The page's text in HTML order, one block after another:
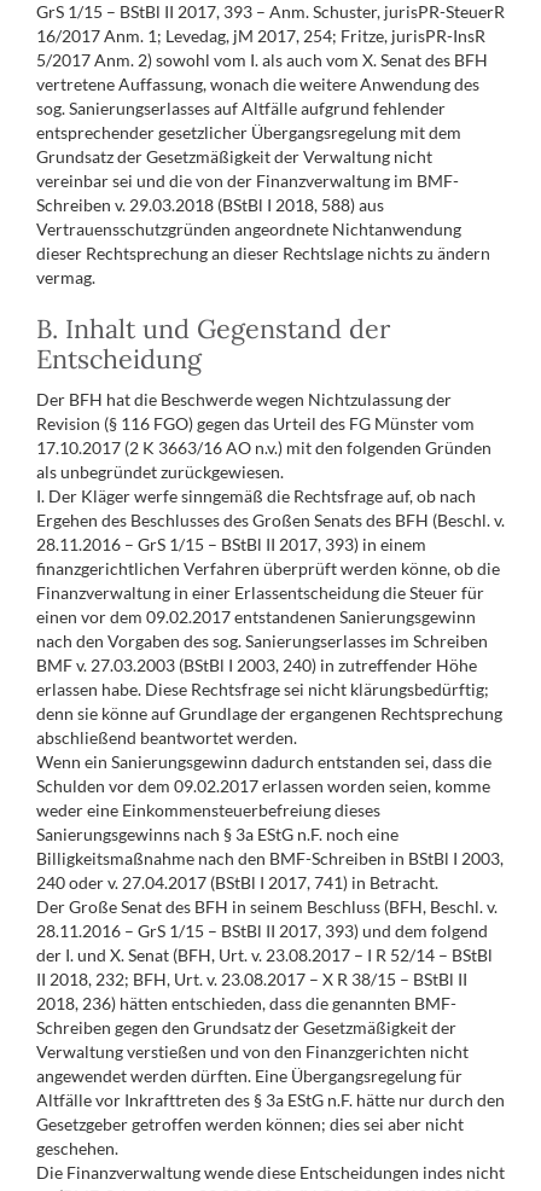
GrS 1/15 – BStBl II 2017, 393 – Anm. Schuster, jurisPR-SteuerR
16/2017 Anm. 1; Levedag, jM 2017, 254; Fritze, jurisPR-InsR
5/2017 Anm. 2) sowohl vom I. als auch vom X. Senat des BFH
vertretene Auffassung, wonach die weitere Anwendung des
sog. Sanierungserlasses auf Altfälle aufgrund fehlender
entsprechender gesetzlicher Übergangsregelung mit dem
Grundsatz der Gesetzmäßigkeit der Verwaltung nicht
vereinbar sei und die von der Finanzverwaltung im BMF-
Schreiben v. 29.03.2018 (BStBl I 2018, 588) aus
Vertrauensschutzgründen angeordnete Nichtanwendung
dieser Rechtsprechung an dieser Rechtslage nichts zu ändern
vermag.
B. Inhalt und Gegenstand der
Entscheidung
Der BFH hat die Beschwerde wegen Nichtzulassung der
Revision (§ 116 FGO) gegen das Urteil des FG Münster vom
17.10.2017 (2 K 3663/16 AO n.v.) mit den folgenden Gründen
als unbegründet zurückgewiesen.
I. Der Kläger werfe sinngemäß die Rechtsfrage auf, ob nach
Ergehen des Beschlusses des Großen Senats des BFH (Beschl. v.
28.11.2016 – GrS 1/15 – BStBl II 2017, 393) in einem
finanzgerichtlichen Verfahren überprüft werden könne, ob die
Finanzverwaltung in einer Erlassentscheidung die Steuer für
einen vor dem 09.02.2017 entstandenen Sanierungsgewinn
nach den Vorgaben des sog. Sanierungserlasses im Schreiben
BMF v. 27.03.2003 (BStBl I 2003, 240) in zutreffender Höhe
erlassen habe. Diese Rechtsfrage sei nicht klärungsbedürftig;
denn sie könne auf Grundlage der ergangenen Rechtsprechung
abschließend beantwortet werden.
Wenn ein Sanierungsgewinn dadurch entstanden sei, dass die
Schulden vor dem 09.02.2017 erlassen worden seien, komme
weder eine Einkommensteuerbefreiung dieses
Sanierungsgewinns nach § 3a EStG n.F. noch eine
Billigkeitsmaßnahme nach den BMF-Schreiben in BStBl I 2003,
240 oder v. 27.04.2017 (BStBl I 2017, 741) in Betracht.
Der Große Senat des BFH in seinem Beschluss (BFH, Beschl. v.
28.11.2016 – GrS 1/15 – BStBl II 2017, 393) und dem folgend
der I. und X. Senat (BFH, Urt. v. 23.08.2017 – I R 52/14 – BStBl
II 2018, 232; BFH, Urt. v. 23.08.2017 – X R 38/15 – BStBl II
2018, 236) hätten entschieden, dass die genannten BMF-
Schreiben gegen den Grundsatz der Gesetzmäßigkeit der
Verwaltung verstießen und von den Finanzgerichten nicht
angewendet werden dürften. Eine Übergangsregelung für
Altfälle vor Inkrafttreten des § 3a EStG n.F. hätte nur durch den
Gesetzgeber getroffen werden können; dies sei aber nicht
geschehen.
Die Finanzverwaltung wende diese Entscheidungen indes nicht